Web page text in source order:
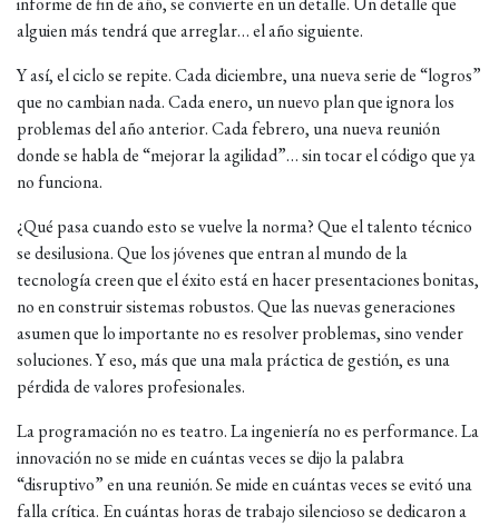
alguien más tendrá que arreglar… el año siguiente.
Y así, el ciclo se repite. Cada diciembre, una nueva serie de “logros”
que no cambian nada. Cada enero, un nuevo plan que ignora los
problemas del año anterior. Cada febrero, una nueva reunión
donde se habla de “mejorar la agilidad”… sin tocar el código que ya
no funciona.
¿Qué pasa cuando esto se vuelve la norma? Que el talento técnico
se desilusiona. Que los jóvenes que entran al mundo de la
tecnología creen que el éxito está en hacer presentaciones bonitas,
no en construir sistemas robustos. Que las nuevas generaciones
asumen que lo importante no es resolver problemas, sino vender
soluciones. Y eso, más que una mala práctica de gestión, es una
pérdida de valores profesionales.
La programación no es teatro. La ingeniería no es performance. La
innovación no se mide en cuántas veces se dijo la palabra
“disruptivo” en una reunión. Se mide en cuántas veces se evitó una
falla crítica. En cuántas horas de trabajo silencioso se dedicaron a